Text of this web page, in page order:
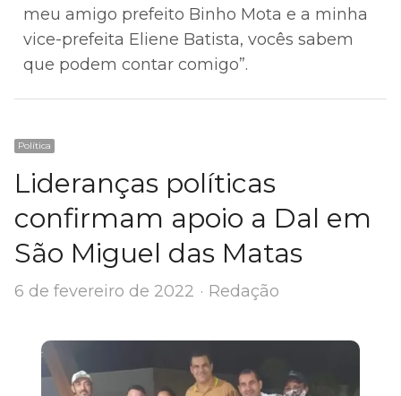
meu amigo prefeito Binho Mota e a minha
vice-prefeita Eliene Batista, vocês sabem
que podem contar comigo”.
Política
Lideranças políticas
confirmam apoio a Dal em
São Miguel das Matas
6 de fevereiro de 2022 Author
Redação